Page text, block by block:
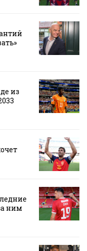
из
ним